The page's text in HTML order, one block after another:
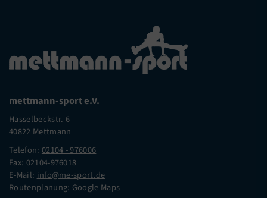
mettmann-sport e.V.
Hasselbeckstr. 6
40822 Mettmann
Telefon: 02104 - 976006
Fax: 02104-976018
E-Mail: info@me-sport.de
Routenplanung: Google Maps